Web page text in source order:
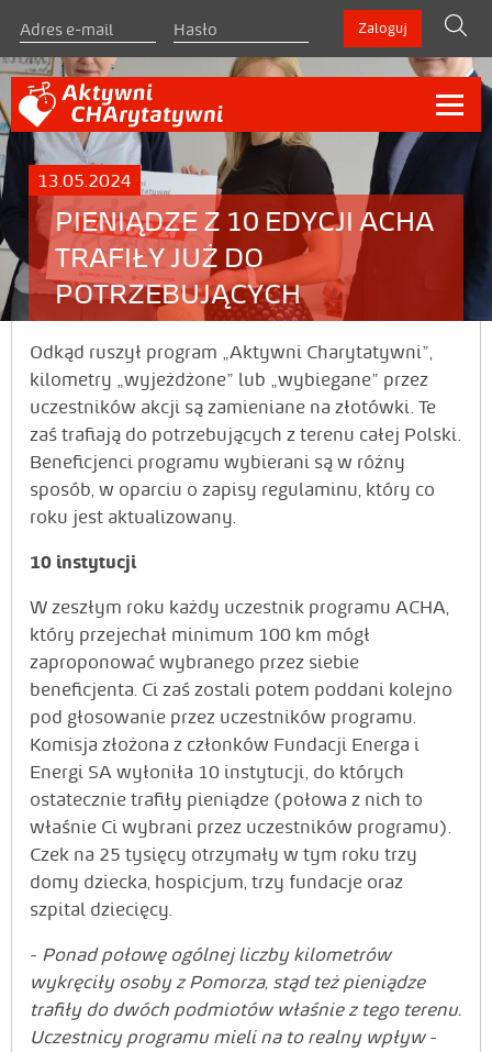
Zaloguj
szukaj
O programie
Zasady
Regulamin
Materiały do pobrania
Zarejestruj się
Liderzy
Liderzy indywidualni
Liderzy zespołowi
Relacje
Aktualności
Kontakt
13.05.2024
PIENIĄDZE Z 10 EDYCJI ACHA
TRAFIŁY JUŻ DO
POTRZEBUJĄCYCH
Odkąd ruszył program „Aktywni Charytatywni”,
kilometry „wyjeżdżone” lub „wybiegane” przez
uczestników akcji są zamieniane na złotówki. Te
zaś trafiają do potrzebujących z terenu całej Polski.
Beneficjenci programu wybierani są w różny
sposób, w oparciu o zapisy regulaminu, który co
roku jest aktualizowany.
10 instytucji
W zeszłym roku każdy uczestnik programu ACHA,
który przejechał minimum 100 km mógł
zaproponować wybranego przez siebie
beneficjenta. Ci zaś zostali potem poddani kolejno
pod głosowanie przez uczestników programu.
Komisja złożona z członków Fundacji Energa i
Energi SA wyłoniła 10 instytucji, do których
ostatecznie trafiły pieniądze (połowa z nich to
właśnie Ci wybrani przez uczestników programu).
Czek na 25 tysięcy otrzymały w tym roku trzy
domy dziecka, hospicjum, trzy fundacje oraz
szpital dziecięcy.
- Ponad połowę ogólnej liczby kilometrów
wykręciły osoby z Pomorza, stąd też pieniądze
trafiły do dwóch podmiotów właśnie z tego terenu.
Uczestnicy programu mieli na to realny wpływ-